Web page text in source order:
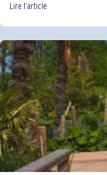
Lire l’article